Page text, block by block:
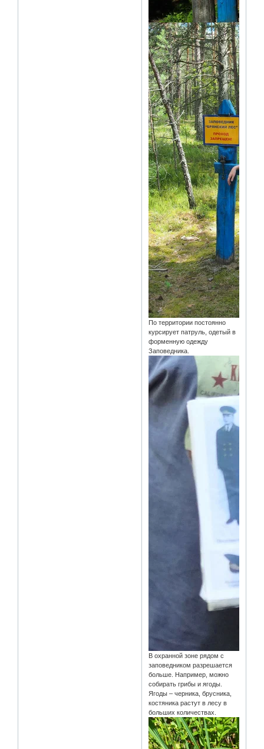
По территории постоянно
курсирует патруль, одетый в
форменную одежду
Заповедника.
В охранной зоне рядом с
заповедником разрешается
больше. Например, можно
собирать грибы и ягоды.
Ягоды – черника, брусника,
костяника растут в лесу в
больших количествах.